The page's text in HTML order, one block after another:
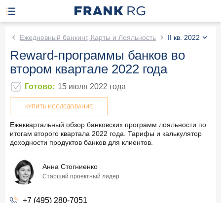
Ежедневный банкинг, Карты и Лояльность II кв. 2022
Reward-программы банков во
втором квартале 2022 года
Готово: 15 июля 2022 года
КУПИТЬ ИССЛЕДОВАНИЕ
Ежеквартальный обзор банковских программ лояльности по
итогам второго квартала 2022 года. Тарифы и калькулятор
доходности продуктов банков для клиентов.
Анна Стогниенко
Старший проектный лидер
+7 (495) 280-7051